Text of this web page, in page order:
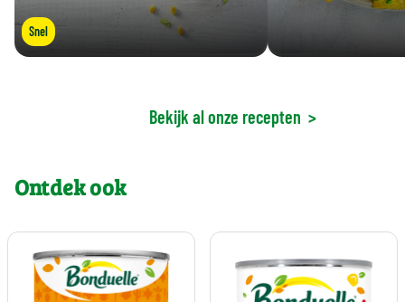
Snel
Bekijk al onze recepten >
Ontdek ook